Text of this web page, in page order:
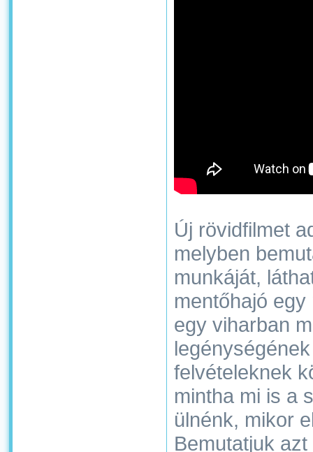
Új rövidfilmet
melyben
munkáját,
mentőhajó
egy viharban
felvételeknek
mintha mi is a
ülnénk, mikor
Bemutatjuk